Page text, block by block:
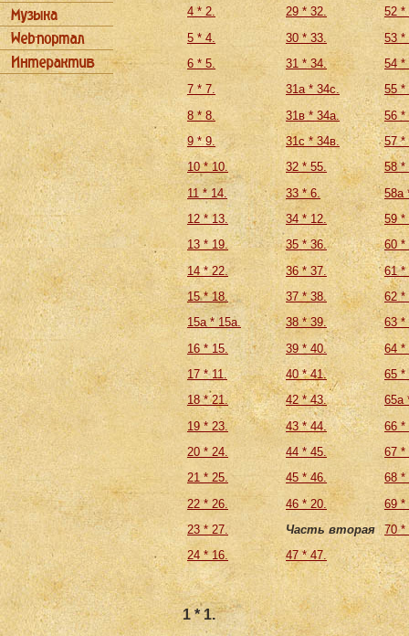
4 * 2.
5 * 4.
6 * 5.
7 * 7.
8 * 8.
9 * 9.
10 * 10.
11 * 14.
12 * 13.
13 * 19.
14 * 22.
15 * 18.
15а * 15а.
16 * 15.
17 * 11.
18 * 21.
19 * 23.
20 * 24.
21 * 25.
22 * 26.
23 * 27.
24 * 16.
29 * 32.
30 * 33.
31 * 34.
31а * 34с.
31в * 34а.
31с * 34в.
32 * 55.
33 * 6.
34 * 12.
35 * 36.
36 * 37.
37 * 38.
38 * 39.
39 * 40.
40 * 41.
42 * 43.
43 * 44.
44 * 45.
45 * 46.
46 * 20.
Часть вторая
47 * 47.
52 *
53 *
54 *
55 *
56 *
57 *
58 *
58а
59 *
60 *
61 *
62 *
63 *
64 *
65 *
65а
66 *
67 *
68 *
69 *
70 *
1 * 1.